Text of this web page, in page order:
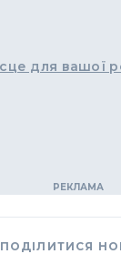
для вашої
ПОДІЛИТИСЯ